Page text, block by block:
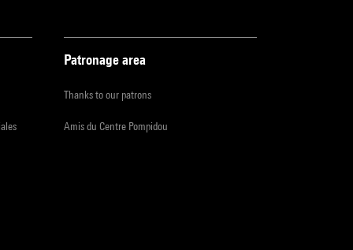
Patronage area
Thanks to our patrons
Amis du Centre Pompidou